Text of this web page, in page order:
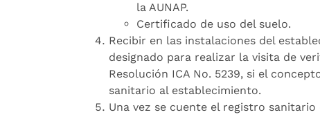
la AUNAP.
Certificado de uso del suelo.
Recibir en las instalaciones del
designado para realizar la visita de
Resolución ICA No. 5239, si el
sanitario al establecimiento.
Una vez se cuente el registro